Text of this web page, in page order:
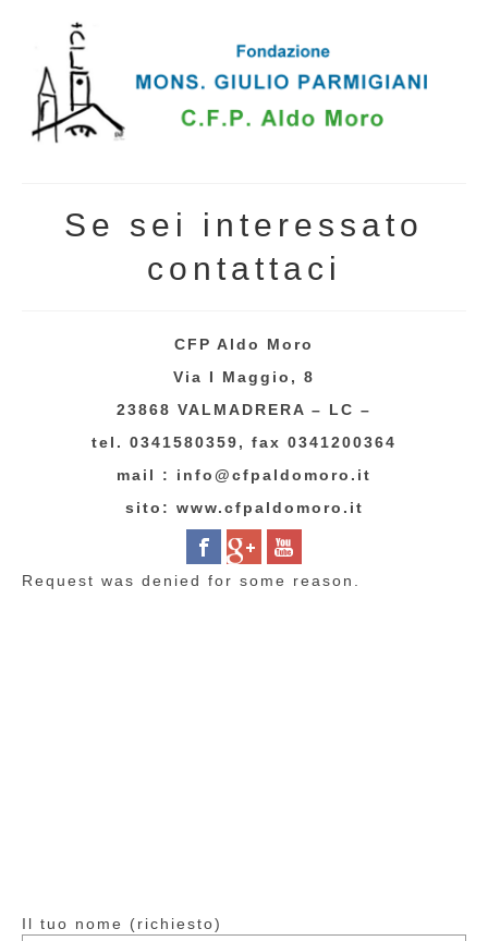
Se sei interessato
contattaci
CFP Aldo Moro
Via I Maggio, 8
23868 VALMADRERA – LC –
tel. 0341580359, fax 0341200364
mail : info@cfpaldomoro.it
sito: www.cfpaldomoro.it
Request was denied for some reason.
Il tuo nome (richiesto)